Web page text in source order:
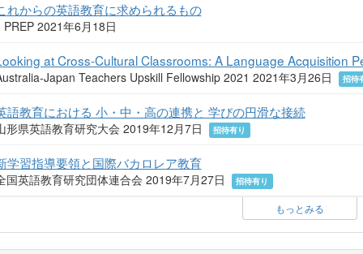
れからの英語教育に求められるもの
PREP 2021年6月18日
at Cross-Cultural Classrooms: A Language Acquisition
Japan Teachers Upskill Fellowship 2021 2021年3月26日 招待
語教育における 小・中・高の連携と 学びの円滑な接続
形県英語教育研究大会 2019年12月7日 招待有り
学習指導要領と国際バカロレア教育
国英語教育研究団体連合会 2019年7月27日 招待有り
もっとみる